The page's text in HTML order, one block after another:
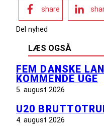
share
Del nyhed
LÆS OGSÅ
FEM DANSKE
KOMMENDE UGE
5. august 2026
U20
4. august 2026